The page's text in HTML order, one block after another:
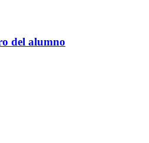
del alumno